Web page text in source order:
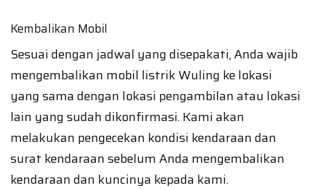
Kembalikan Mobil
Sesuai dengan jadwal yang disepakati, Anda wajib
mengembalikan mobil listrik Wuling ke lokasi
yang sama dengan lokasi pengambilan atau lokasi
lain yang sudah dikonfirmasi. Kami akan
melakukan pengecekan kondisi kendaraan dan
surat kendaraan sebelum Anda mengembalikan
kendaraan dan kuncinya kepada kami.